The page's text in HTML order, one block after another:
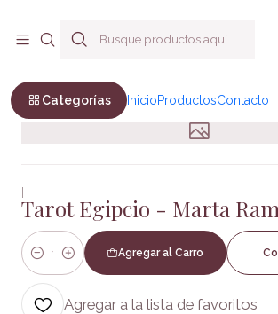
Categorías InicioProductosContacto
|
Tarot Egipcio - Marta
Cantidad
Agregar al Carro
Agregar a la lista de favoritos